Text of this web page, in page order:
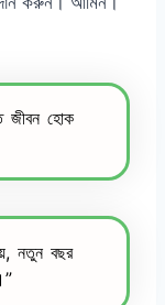
জীবন হোক
নতুন বছর